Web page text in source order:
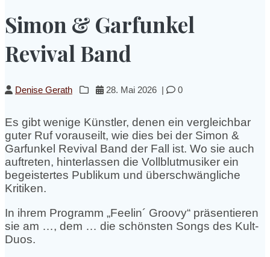
Simon & Garfunkel
Revival Band
Denise Gerath 28. Mai 2026 0
Es gibt wenige Künstler, denen ein vergleichbar
guter Ruf vorauseilt, wie dies bei der Simon &
Garfunkel Revival Band der Fall ist. Wo sie auch
auftreten, hinterlassen die Vollblutmusiker ein
begeistertes Publikum und überschwängliche
Kritiken.
In ihrem Programm „Feelin´ Groovy“ präsentieren
sie am …, dem … die schönsten Songs des Kult-
Duos.